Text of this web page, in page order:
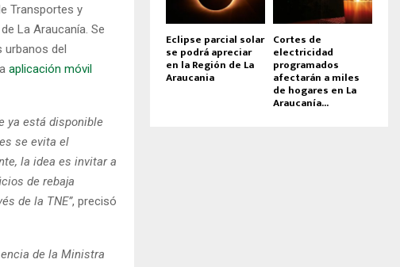
Transportes y
La Araucanía. Se
urbanos del
aplicación móvil
ya está disponible
se evita el
la idea es invitar a
de rebaja
de la TNE”, precisó
de la Ministra
Eclipse parcial solar
se podrá apreciar
en la Región de La
Araucania
Cortes de
electricidad
programados
afectarán a miles
de hogares en La
Araucanía...